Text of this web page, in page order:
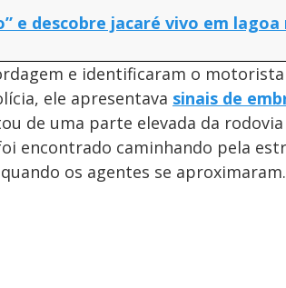
e descobre jacaré vivo em lagoa
e identificaram o
ele apresentava sinais de
de uma parte elevada da
encontrado caminhando pela
os agentes se aproximaram.